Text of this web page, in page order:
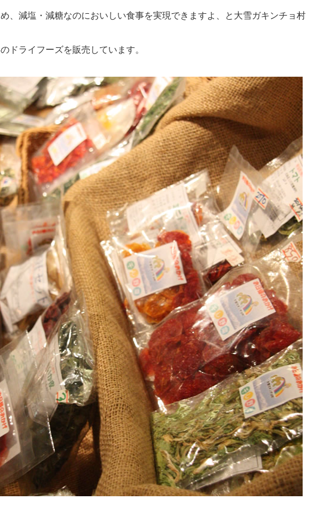
、減塩・減糖なのにおいしい食事を実現できますよ、と大雪ガキンチョ村
ドライフーズを販売しています。